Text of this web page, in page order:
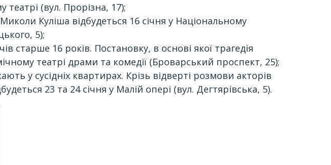
(вул. Прорізна, 17);
Куліша відбудеться 16 січня у Національному
5);
старше 16 років. Постановку, в основі якої трагедія
театрі драми та комедії (Броварський проспект, 25);
у сусідніх квартирах. Крізь відверті розмови акторів
23 та 24 січня у Малій опері (вул. Дегтярівська, 5).